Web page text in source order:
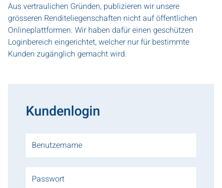
Aus vertraulichen Gründen, publizieren wir unsere
grösseren Renditeliegenschaften nicht auf öffentlichen
Onlineplattformen. Wir haben dafür einen geschützen
Loginbereich eingerichtet, welcher nur für bestimmte
Kunden zugänglich gemacht wird.
Kundenlogin